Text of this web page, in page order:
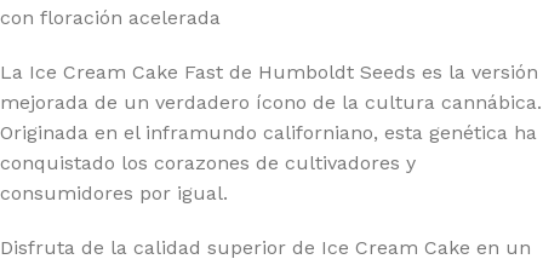
con floración acelerada
La Ice Cream Cake Fast de Humboldt Seeds es la versión
mejorada de un verdadero ícono de la cultura cannábica.
Originada en el inframundo californiano, esta genética ha
conquistado los corazones de cultivadores y
consumidores por igual.
Disfruta de la calidad superior de Ice Cream Cake en un